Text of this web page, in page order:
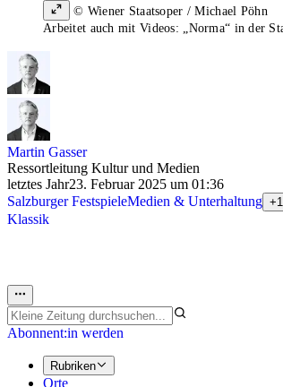
© Wiener Staatsoper / Michael Pöhn
Arbeitet auch mit Videos: „Norma“ in der
Martin Gasser
Ressortleitung Kultur und Medien
letztes Jahr23. Februar 2025 um 01:36
Salzburger FestspieleMedien & Unterhaltung +1
Klassik
Abonnent:in werden
Rubriken
Orte